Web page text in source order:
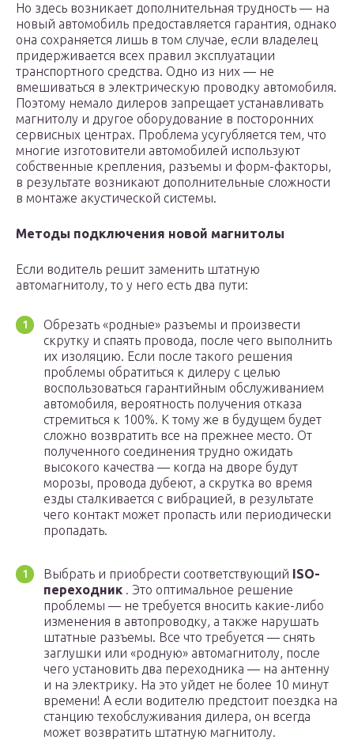
Но здесь возникает дополнительная трудность — на
новый автомобиль предоставляется гарантия, однако
она сохраняется лишь в том случае, если владелец
придерживается всех правил эксплуатации
транспортного средства. Одно из них — не
вмешиваться в электрическую проводку автомобиля.
Поэтому немало дилеров запрещает устанавливать
магнитолу и другое оборудование в посторонних
сервисных центрах. Проблема усугубляется тем, что
многие изготовители автомобилей используют
собственные крепления, разъемы и форм-факторы,
в результате возникают дополнительные сложности
в монтаже акустической системы.
Методы подключения новой магнитолы
Если водитель решит заменить штатную
автомагнитолу, то у него есть два пути:
Обрезать «родные» разъемы и произвести
скрутку и спаять провода, после чего выполнить
их изоляцию. Если после такого решения
проблемы обратиться к дилеру с целью
воспользоваться гарантийным обслуживанием
автомобиля, вероятность получения отказа
стремиться к 100%. К тому же в будущем будет
сложно возвратить все на прежнее место. От
полученного соединения трудно ожидать
высокого качества — когда на дворе будут
морозы, провода дубеют, а скрутка во время
езды сталкивается с вибрацией, в результате
чего контакт может пропасть или периодически
пропадать.
Выбрать и приобрести соответствующий ISO-
переходник . Это оптимальное решение
проблемы — не требуется вносить какие-либо
изменения в автопроводку, а также нарушать
штатные разъемы. Все что требуется — снять
заглушки или «родную» автомагнитолу, после
чего установить два переходника — на антенну
и на электрику. На это уйдет не более 10 минут
времени! А если водителю предстоит поездка на
станцию техобслуживания дилера, он всегда
может возвратить штатную магнитолу.